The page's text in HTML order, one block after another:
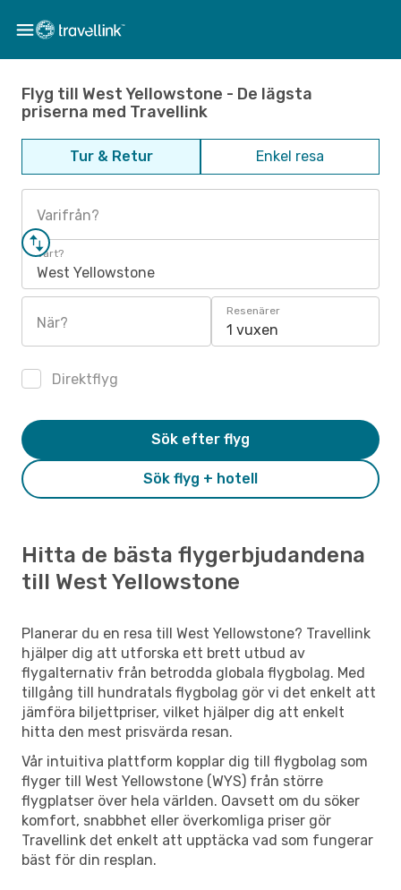
Flyg till West Yellowstone - De lägsta
priserna med Travellink
Tur & Retur Enkel resa
Varifrån?
Vart?
West Yellowstone
När?
Resenärer
1 vuxen
Direktflyg
Sök flyg + hotell
Sök efter flyg
Hitta de bästa flygerbjudandena
till West Yellowstone
Planerar du en resa till West Yellowstone? Travellink
hjälper dig att utforska ett brett utbud av
flygalternativ från betrodda globala flygbolag. Med
tillgång till hundratals flygbolag gör vi det enkelt att
jämföra biljettpriser, vilket hjälper dig att enkelt
hitta den mest prisvärda resan.
Vår intuitiva plattform kopplar dig till flygbolag som
flyger till West Yellowstone (WYS) från större
flygplatser över hela världen. Oavsett om du söker
komfort, snabbhet eller överkomliga priser gör
Travellink det enkelt att upptäcka vad som fungerar
bäst för din resplan.